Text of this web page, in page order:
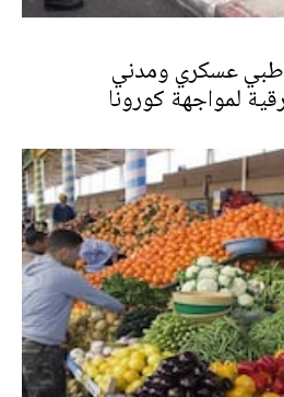
طبي عسكري ومدني
لمواجهة كورونا